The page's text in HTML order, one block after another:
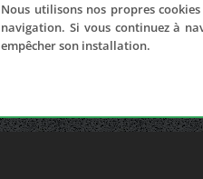
Nous utilisons nos propres
navigation. Si vous continuez à
empêcher son installation.